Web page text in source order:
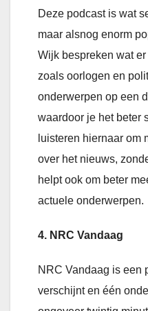
Deze podcast is wat
maar alsnog enorm
Wijk bespreken wat
zoals oorlogen en
onderwerpen op een
waardoor je het beter
luisteren hiernaar om
over het nieuws,
helpt ook om beter
actuele onderwerpen.
4. NRC Vandaag
NRC Vandaag is een
verschijnt en één